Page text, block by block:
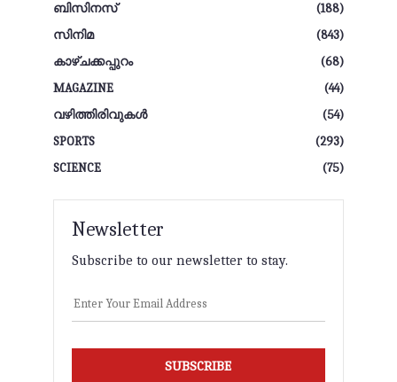
ബിസിനസ്
(188)
സിനിമ
(843)
കാഴ്ചക്കപ്പുറം
(68)
MAGAZINE
(44)
വഴിത്തിരിവുകള്‍
(54)
SPORTS
(293)
SCIENCE
(75)
Newsletter
Subscribe to our newsletter to stay.
SUBSCRIBE